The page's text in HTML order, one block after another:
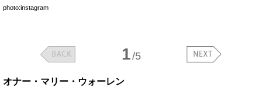
photo:instagram
1/5
オナー・マリー・ウォーレン